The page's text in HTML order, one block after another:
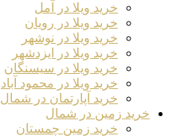
خرید ویلا در آمل
خرید ویلا در رویان
خرید ویلا در نوشهر
خرید ویلا در ایزدشهر
خرید ویلا در سیسنگان
خرید ویلا در محمود آباد
خرید آپارتمان در شمال
خرید زمین در شمال
خرید زمین چمستان